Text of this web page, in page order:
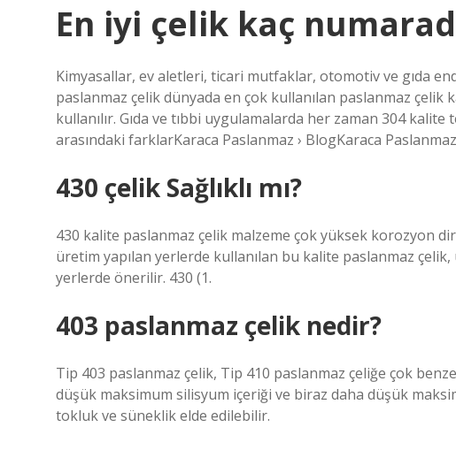
En iyi çelik kaç
Kimyasallar, ev aletleri, ticari mutfaklar, otomotiv ve gıda
paslanmaz çelik dünyada en çok kullanılan paslanmaz çelik
kullanılır. Gıda ve tıbbi uygulamalarda her zaman 304
arasındaki farklarKaraca Paslanmaz › BlogKaraca
430 çelik Sağlıklı mı?
430 kalite paslanmaz çelik malzeme çok yüksek korozyon
üretim yapılan yerlerde kullanılan bu kalite paslanmaz
yerlerde önerilir. 430 (1.
403 paslanmaz çelik nedir?
Tip 403 paslanmaz çelik, Tip 410 paslanmaz çeliğe çok
düşük maksimum silisyum içeriği ve biraz daha düşük
tokluk ve süneklik elde edilebilir.